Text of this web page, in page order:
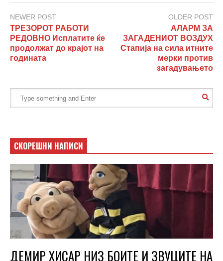
NEWER POST
ТРЕЗОРОТ РАБОТИ
РЕДОВНО Исплатите ќе
продолжат до крајот на
годината
OLDER POST
АЛАРМ ЗА
ЗАГАДЕНИОТ ВОЗДУХ
Стапија на сила итните
мерки против
загадувањето
СКОРЕШНИ НАПИСИ
ДЕМИР ХИСАР НИЗ БОИТЕ И ЗВУЦИТЕ НА